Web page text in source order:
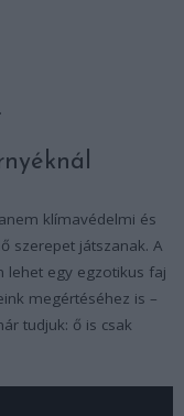
klímavédelmi és
szerepet játszanak. A
lehet egy egzotikus faj
megértéséhez is –
tudjuk: ő is csak